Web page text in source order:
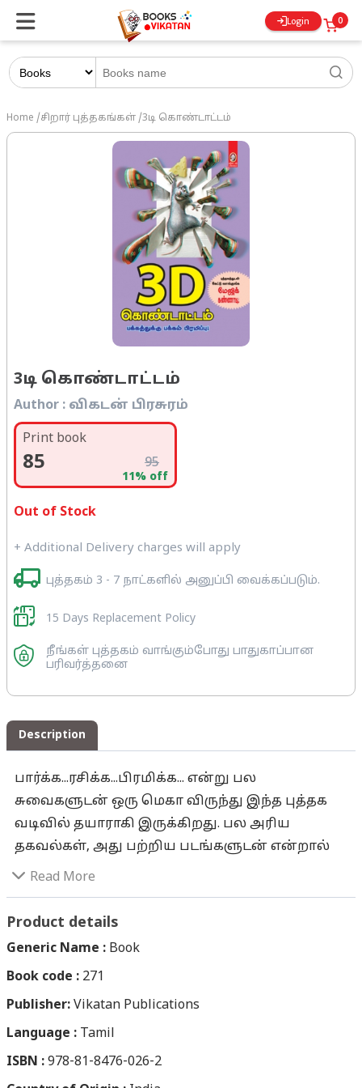
Login 0
Home /சிறார் புத்தகங்கள் /3டி கொண்டாட்டம்
3டி கொண்டாட்டம்
Author : விகடன் பிரசுரம்
Print book
85 95
11% off
Out of Stock
+ Additional Delivery charges will apply
புத்தகம் 3 - 7 நாட்களில் அனுப்பி வைக்கப்படும்.
15 Days Replacement Policy
நீங்கள் புத்தகம் வாங்கும்போது பாதுகாப்பான
பரிவர்த்தனை
Description
பார்க்க...ரசிக்க...பிரமிக்க... என்று பல
சுவைகளுடன் ஒரு மெகா விருந்து இந்த புத்தக
வடிவில் தயாராகி இருக்கிறது. பல அரிய
தகவல்கள், அது பற்றிய படங்களுடன் என்றால்
சுட்டிகளுக்குக் கொள்ளைப் பிரியம்தானே!
பிரமாண்டமாகக் கொடுத்து சுட்டிகளை பிரமிப்பு
சுட்டிகளுக்கு என்று தமிழில் பிரத்தியேகமாக
வெளியான முதல் 3டி இதழ் என்ற பெருமையை
சுட்டி விகடன் தட்டிச் சென்றது. மாதம் இருமுறை
Read More
Product details
Generic Name : Book
Book code : 271
Publisher: Vikatan Publications
Language : Tamil
ISBN : 978-81-8476-026-2